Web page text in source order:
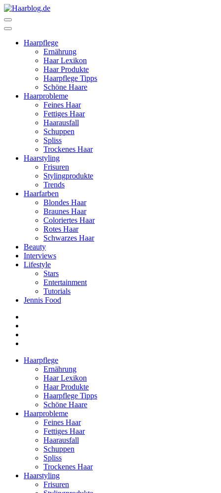
Zum
Inhalt
springen
drücken)Haarpflege
Ernährung
Haar Lexikon
Haar Produkte
Haarpflege Tipps
Schöne Haare
Haarprobleme
Feines Haar
Fettiges Haar
Haarausfall
Schuppen
Spliss
Trockenes Haar
Haarstyling
Frisuren
Stylingprodukte
Trends
Haarfarben
Blondes Haar
Braunes Haar
Coloriertes Haar
Rotes Haar
Schwarzes Haar
Beauty
Interviews
Lifestyle
Stars
Entertainment
Tutorials
Jennis Food
Haarpflege
Ernährung
Haar Lexikon
Haar Produkte
Haarpflege Tipps
Schöne Haare
Haarprobleme
Feines Haar
Fettiges Haar
Haarausfall
Schuppen
Spliss
Trockenes Haar
Haarstyling
Frisuren